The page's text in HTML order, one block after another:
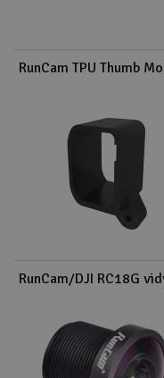
RunCam TPU Thumb
RunCam/DJI RC18G